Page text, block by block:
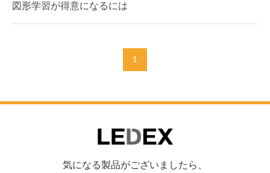
図形学習が得意になるには
1
気になる製品がございましたら、